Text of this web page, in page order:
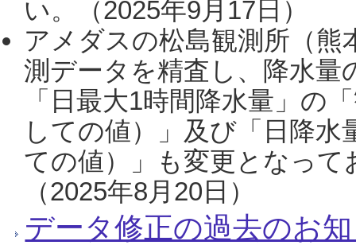
い。（2025年9月17日）
アメダスの松島観測所（熊
測データを精査し、降水
「日最大1時間降水量」の
しての値）」及び「日降
ての値）」も変更となっ
（2025年8月20日）
データ修正の過去のお